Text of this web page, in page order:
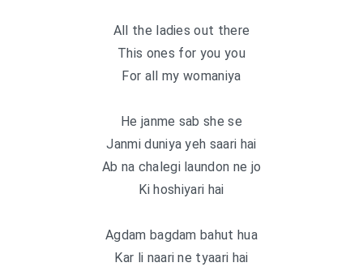
All the ladies out there
This ones for you you
For all my womaniya
He janme sab she se
Janmi duniya yeh saari hai
Ab na chalegi laundon ne jo
Ki hoshiyari hai
Agdam bagdam bahut hua
Kar li naari ne tyaari hai